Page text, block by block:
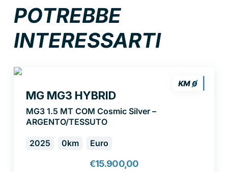
POTREBBE
INTERESSARTI
MG MG3 HYBRID
MG3 1.5 MT COM Cosmic Silver –
ARGENTO/TESSUTO
2025 0km Euro
€15.900,00